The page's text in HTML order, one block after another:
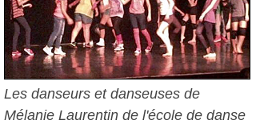
Les danseurs et danseuses de
Mélanie Laurentin de l'école de danse